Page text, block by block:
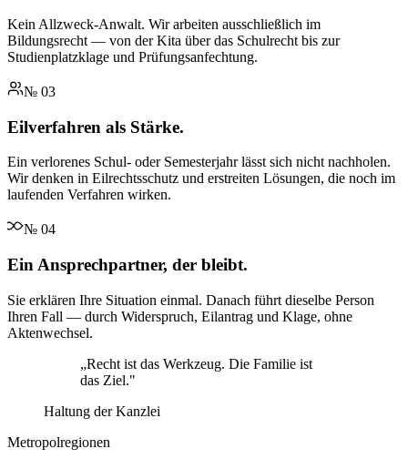
Kein Allzweck-Anwalt. Wir arbeiten ausschließlich im
Bildungsrecht — von der Kita über das Schulrecht bis zur
Studienplatzklage und Prüfungsanfechtung.
№ 03
Eilverfahren als Stärke.
Ein verlorenes Schul- oder Semesterjahr lässt sich nicht nachholen.
Wir denken in Eilrechtsschutz und erstreiten Lösungen, die noch im
laufenden Verfahren wirken.
№ 04
Ein Ansprechpartner, der bleibt.
Sie erklären Ihre Situation einmal. Danach führt dieselbe Person
Ihren Fall — durch Widerspruch, Eilantrag und Klage, ohne
Aktenwechsel.
„Recht ist das Werkzeug. Die Familie ist
das Ziel."
Haltung der Kanzlei
Metropolregionen